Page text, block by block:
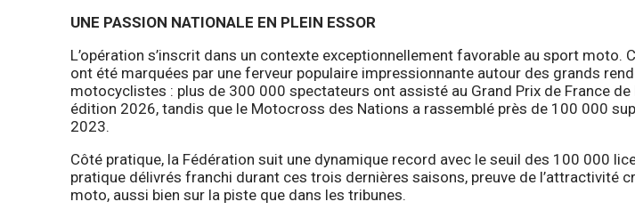
UNE PASSION NATIONALE EN PLEIN ESSOR
L’opération s’inscrit dans un contexte exceptionnellement favorable au sport moto.
ont été marquées par une ferveur populaire impressionnante autour des grands
motocyclistes : plus de 300 000 spectateurs ont assisté au Grand Prix de France
édition 2026, tandis que le Motocross des Nations a rassemblé près de 100 000
2023.
Côté pratique, la Fédération suit une dynamique record avec le seuil des 100 000
pratique délivrés franchi durant ces trois dernières saisons, preuve de l’attractivité
moto, aussi bien sur la piste que dans les tribunes.